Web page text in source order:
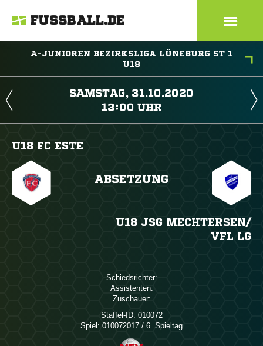
FUSSBALL.DE
A-JUNIOREN BEZIRKSLIGA LÜNEBURG ST 1
U18
 
 
U18 FC ESTE
ABSETZUNG
U18 JSG MECHTERSEN/​
VFL LG
Schiedsrichter:
Assistenten:
Zuschauer:
Staffel-ID: 010072
Spiel: 010072017 / 6. Spieltag